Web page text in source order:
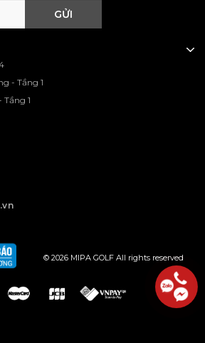
GỬI
- Tầng 1
1
© 2026 MIPA GOLF All rights reserved